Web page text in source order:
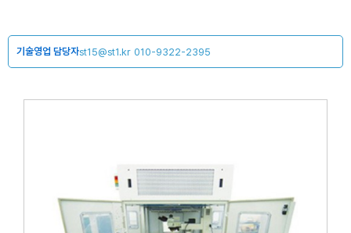
기술영업 담당자st15@st1.kr 010-9322-2395